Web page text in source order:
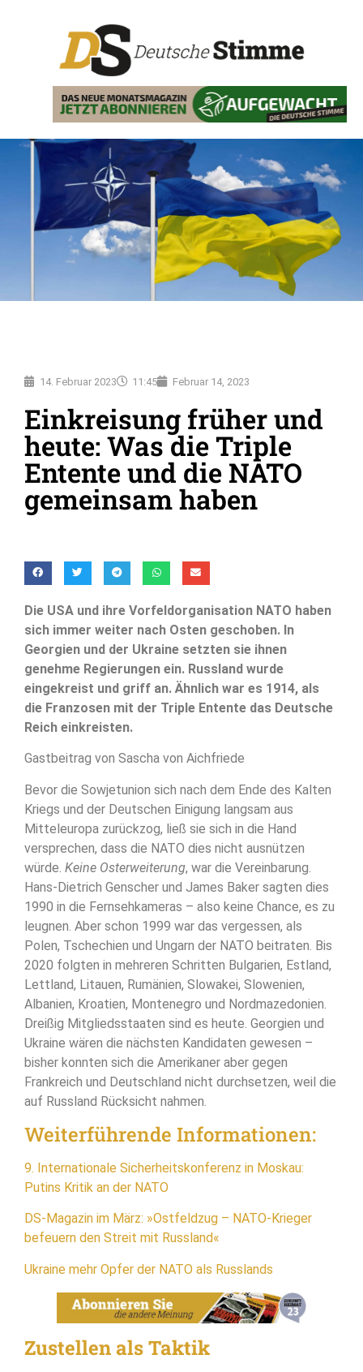
14. Februar 2023 11:45 Februar 14, 2023
Einkreisung früher und
heute: Was die Triple
Entente und die NATO
gemeinsam haben
Die USA und ihre Vorfeldorganisation NATO haben
sich immer weiter nach Osten geschoben. In
Georgien und der Ukraine setzten sie ihnen
genehme Regierungen ein. Russland wurde
eingekreist und griff an. Ähnlich war es 1914, als
die Franzosen mit der Triple Entente das Deutsche
Reich einkreisten.
Gastbeitrag von Sascha von Aichfriede
Bevor die Sowjetunion sich nach dem Ende des Kalten
Kriegs und der Deutschen Einigung langsam aus
Mitteleuropa zurückzog, ließ sie sich in die Hand
versprechen, dass die NATO dies nicht ausnützen
würde. Keine Osterweiterung, war die Vereinbarung.
Hans-Dietrich Genscher und James Baker sagten dies
1990 in die Fernsehkameras – also keine Chance, es zu
leugnen. Aber schon 1999 war das vergessen, als
Polen, Tschechien und Ungarn der NATO beitraten. Bis
2020 folgten in mehreren Schritten Bulgarien, Estland,
Lettland, Litauen, Rumänien, Slowakei, Slowenien,
Albanien, Kroatien, Montenegro und Nordmazedonien.
Dreißig Mitgliedsstaaten sind es heute. Georgien und
Ukraine wären die nächsten Kandidaten gewesen –
bisher konnten sich die Amerikaner aber gegen
Frankreich und Deutschland nicht durchsetzen, weil die
auf Russland Rücksicht nahmen.
Weiterführende Informationen:
9. Internationale Sicherheitskonferenz in Moskau:
Putins Kritik an der NATO
DS-Magazin im März: »Ostfeldzug – NATO-Krieger
befeuern den Streit mit Russland«
Ukraine mehr Opfer der NATO als Russlands
Zustellen als Taktik